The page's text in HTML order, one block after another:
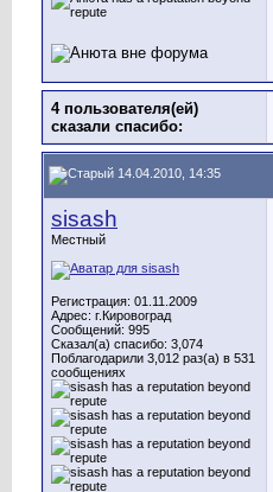
4 пользователя(ей)
сказали cпасибо:
14.04.2010, 14:35
sisash
Местный
Регистрация: 01.11.2009
Адрес: г.Кировоград
Сообщений: 995
Сказал(а) спасибо: 3,074
Поблагодарили 3,012 раз(а) в 531
сообщениях